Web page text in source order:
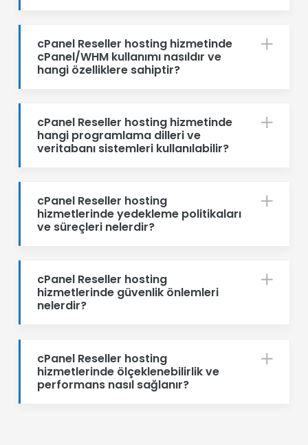
cPanel Reseller hosting hizmetinde
cPanel/WHM kullanımı nasıldır ve
hangi özelliklere sahiptir?
cPanel Reseller hosting hizmetinde
hangi programlama dilleri ve
veritabanı sistemleri kullanılabilir?
cPanel Reseller hosting
hizmetlerinde yedekleme politikaları
ve süreçleri nelerdir?
cPanel Reseller hosting
hizmetlerinde güvenlik önlemleri
nelerdir?
cPanel Reseller hosting
hizmetlerinde ölçeklenebilirlik ve
performans nasıl sağlanır?